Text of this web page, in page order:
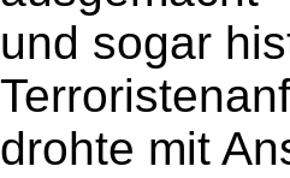
und sogar
drohte mit